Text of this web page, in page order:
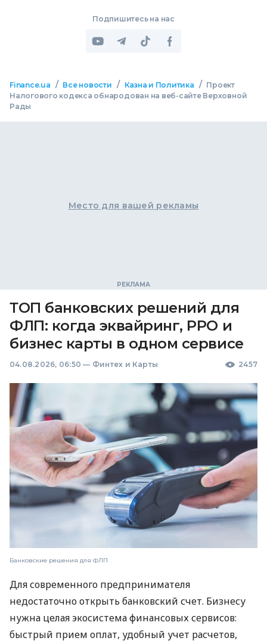
Подпишитесь на нас
Finance.ua / Все новости / Казна и Политика / Проект
Налогового кодекса обнародован на веб-сайте Верховной
Рады
Место для вашей рекламы
ТОП банковских решений для
ФЛП: когда эквайринг, РРО и
бизнес карты в одном сервисе
04.08.2026, 06:50 — Финтех и Карты 2457
Банковские решения для ФЛП
Для современного предпринимателя
недостаточно открыть банковский счет. Бизнесу
нужна целая экосистема финансовых сервисов:
быстрый прием оплат, удобный учет расчетов,